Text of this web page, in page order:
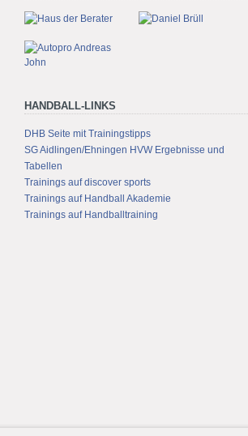
HANDBALL-LINKS
DHB Seite mit Trainingstipps
SG Aidlingen/Ehningen HVW Ergebnisse und
Tabellen
Trainings auf discover sports
Trainings auf Handball Akademie
Trainings auf Handballtraining